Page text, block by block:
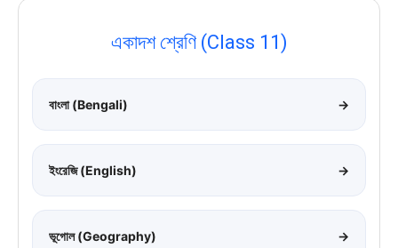
একাদশ শ্রেণি (Class 11)
বাংলা (Bengali) →
ইংরেজি (English) →
ভূগোল (Geography) →